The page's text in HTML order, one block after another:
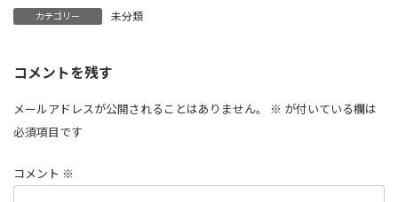
カテゴリー 未分類
コメントを残す
メールアドレスが公開されることはありません。 ※ が付いている欄は
必須項目です
コメント ※